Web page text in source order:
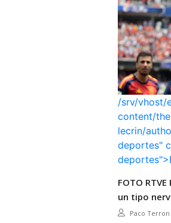
/srv/vhost/
content/
lecrin/
deportes"
FOTO
un tipo
Paco Terron